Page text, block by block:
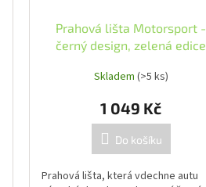
Prahová lišta Motorsport -
černý design, zelená edice
Skladem (>5 ks)
1 049 Kč
Do košíku
Prahová lišta, která vdechne autu